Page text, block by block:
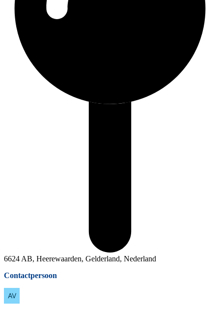
6624 AB, Heerewaarden, Gelderland, Nederland
Contactpersoon